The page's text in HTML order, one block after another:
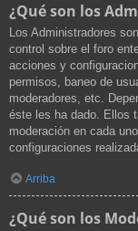
¿Qué son los
Los Administradores
control sobre el foro
acciones y
permisos, baneo de
moderadores, etc.
éste les ha dado. Ellos
moderación en cada
configuraciones
Arriba
¿Qué son los